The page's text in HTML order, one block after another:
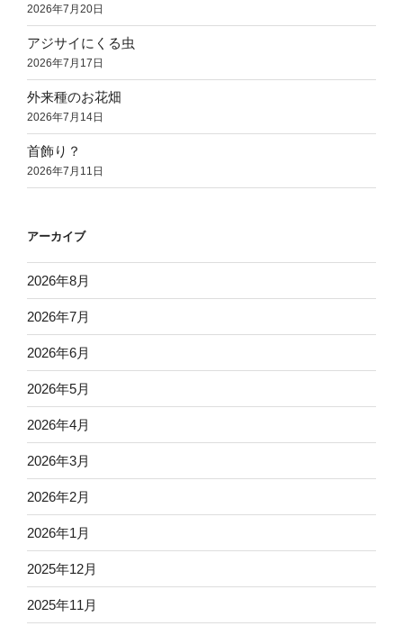
2026年7月20日
アジサイにくる虫
2026年7月17日
外来種のお花畑
2026年7月14日
首飾り？
2026年7月11日
アーカイブ
2026年8月
2026年7月
2026年6月
2026年5月
2026年4月
2026年3月
2026年2月
2026年1月
2025年12月
2025年11月